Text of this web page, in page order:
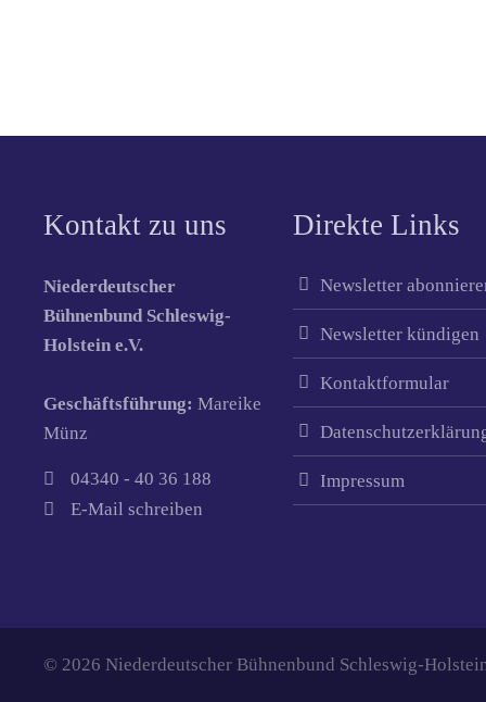
Kontakt zu uns
Niederdeutscher
Bühnenbund Schleswig-
Holstein e.V.
Geschäftsführung:Mareike
Münz
04340 - 40 36 188
E-Mail schreiben
Direkte Links
Newsletter
Newsletter kündigen
Kontaktformular
Impressum
© 2026 Niederdeutscher Bühnenbund Schleswig-